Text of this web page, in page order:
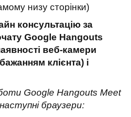
низу сторінки)
консультацію за
Google Hangouts
веб-камери
клієнта) і
Google Hangouts Meet
браузери: